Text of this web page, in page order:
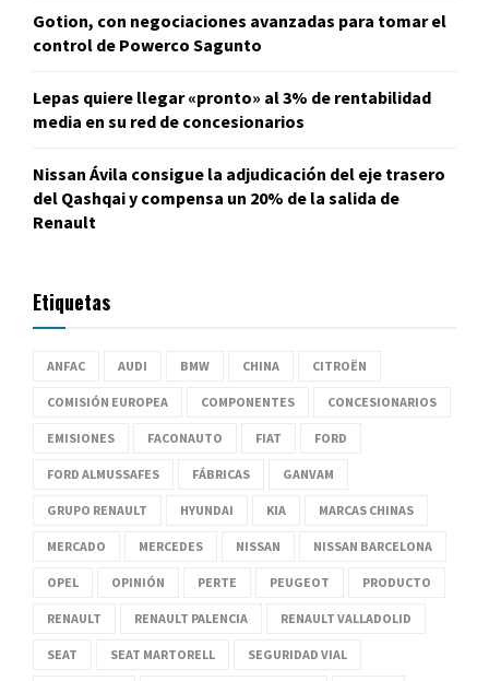
Gotion, con negociaciones avanzadas para tomar el
control de Powerco Sagunto
Lepas quiere llegar «pronto» al 3% de rentabilidad
media en su red de concesionarios
Nissan Ávila consigue la adjudicación del eje trasero
del Qashqai y compensa un 20% de la salida de
Renault
Etiquetas
ANFAC AUDI BMW CHINA CITROËN
COMISIÓN EUROPEA COMPONENTES CONCESIONARIOS
EMISIONES FACONAUTO FIAT FORD
FORD ALMUSSAFES FÁBRICAS GANVAM
GRUPO RENAULT HYUNDAI KIA MARCAS CHINAS
MERCADO MERCEDES NISSAN NISSAN BARCELONA
OPEL OPINIÓN PERTE PEUGEOT PRODUCTO
RENAULT RENAULT PALENCIA RENAULT VALLADOLID
SEAT SEAT MARTORELL SEGURIDAD VIAL